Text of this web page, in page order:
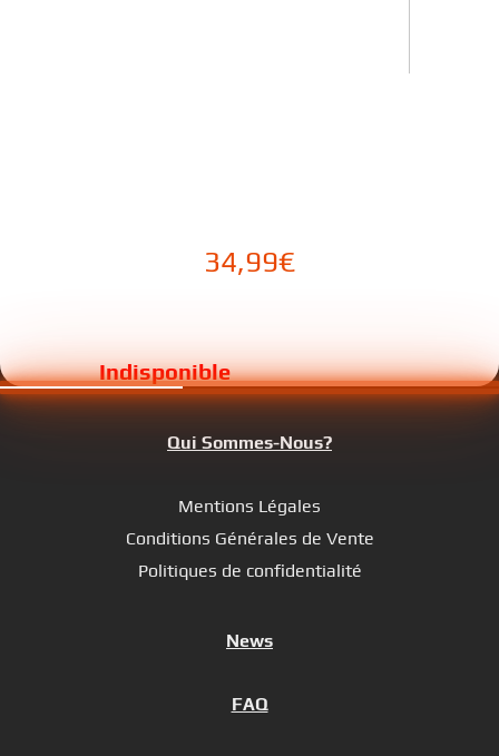
34,99€
Qui Sommes-Nous?
Mentions Légales
Conditions Générales de Vente
Politiques de confidentialité
News
FAQ